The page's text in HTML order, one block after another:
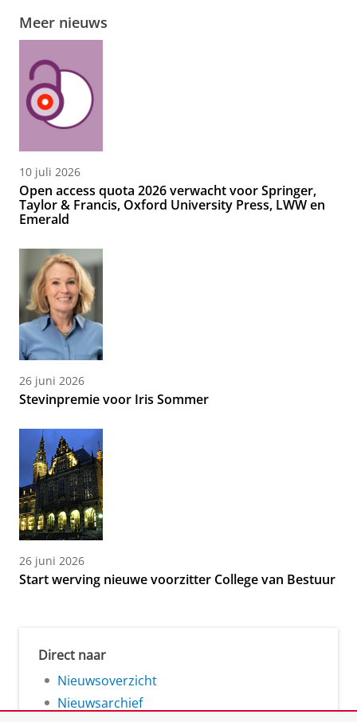
Meer nieuws
10 juli 2026
Open access quota 2026 verwacht voor Springer,
Taylor & Francis, Oxford University Press, LWW en
Emerald
26 juni 2026
Stevinpremie voor Iris Sommer
26 juni 2026
Start werving nieuwe voorzitter College van Bestuur
Direct naar
Nieuwsoverzicht
Nieuwsarchief